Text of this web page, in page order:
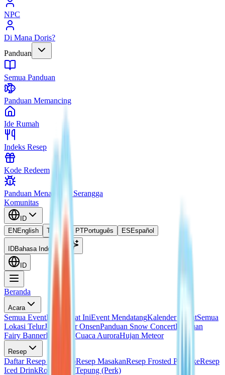
NPC
Di Mana Doris?
Panduan
Semua Panduan
Panduan Memancing
Ide Rumah
Indeks Resep
Kode Redeem
Panduan Menangkap Serangga
Komunitas
ID
EN English TH PTPortuguês ES Español
IDBahasa Indonesia
ID
Beranda
Acara
Semua EventEvent Saat IniEvent MendatangKalender EventSemua
Lokasi TelurJanji Telur OnsenPanduan Snow ConcertPanduan
Fairy BannerPanduan Cuaca AuroraHujan Meteor
Resep
Daftar Resep LengkapResep MasakanResep Frosted PancakeResep
Iced DrinkRoti Tanpa Tepung (Perk)